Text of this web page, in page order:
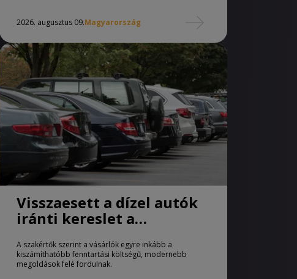
2026. augusztus 09.Magyarország
Visszaesett a dízel autók
iránti kereslet a
A szakértők szerint a vásárlók egyre inkább a
kiszámíthatóbb fenntartási költségű, modernebb
megoldások felé fordulnak.